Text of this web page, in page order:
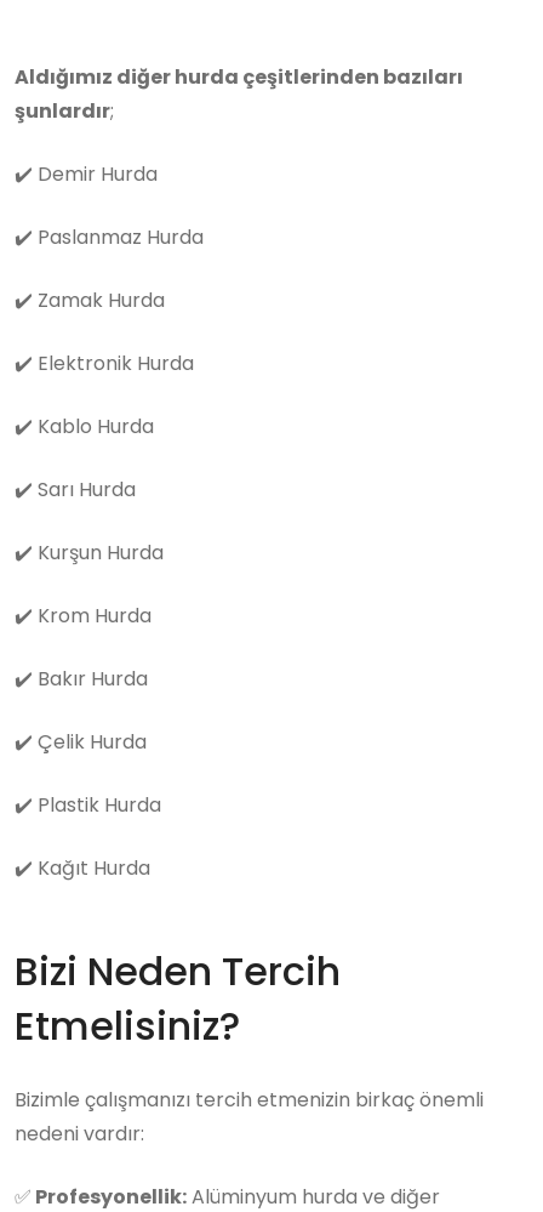
Aldığımız diğer hurda çeşitlerinden bazıları
şunlardır;
✔️ Demir Hurda
✔️ Paslanmaz Hurda
✔️ Zamak Hurda
✔️ Elektronik Hurda
✔️ Kablo Hurda
✔️ Sarı Hurda
✔️ Kurşun Hurda
✔️ Krom Hurda
✔️ Bakır Hurda
✔️ Çelik Hurda
✔️ Plastik Hurda
✔️ Kağıt Hurda
Bizi Neden Tercih
Etmelisiniz?
Bizimle çalışmanızı tercih etmenizin birkaç önemli
nedeni vardır:
✅ Profesyonellik:Alüminyum hurda ve diğer